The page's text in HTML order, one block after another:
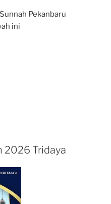
Pekanbaru
ini
2026 Tridaya